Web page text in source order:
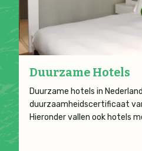
Duurzame Hotels
Duurzame hotels in
duurzaamheidscertificaat
Hieronder vallen ook hotels